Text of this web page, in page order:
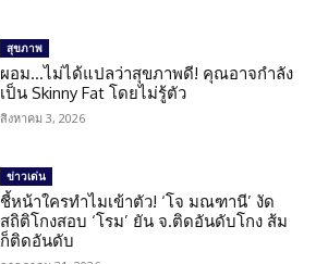
สุขภาพ
ผอม…ไม่ได้แปลว่าสุขภาพดี! คุณอาจกำลัง
เป็น Skinny Fat โดยไม่รู้ตัว
สิงหาคม 3, 2026
ข่าวเด่น
ชี้หน้าใครทำไมเข้าตัว! ‘โจ มณฑานี’ งัด
สถิติโกงสอบ ‘โรม’ ยัน จ.ติดอันดับโกง ส้ม
ก็ติดอันดับ